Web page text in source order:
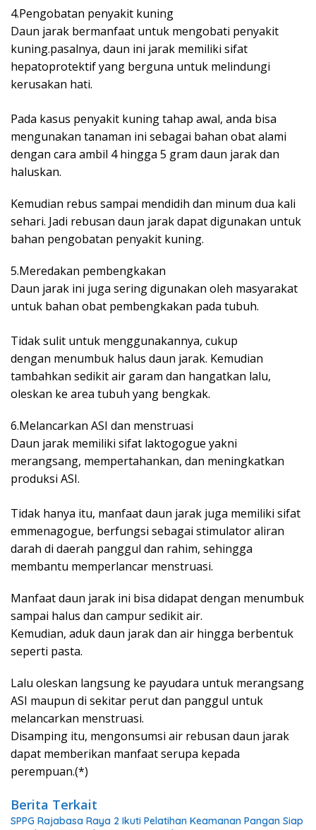
4.Pengobatan penyakit kuning
Daun jarak bermanfaat untuk mengobati penyakit
kuning.pasalnya, daun ini jarak memiliki sifat
hepatoprotektif yang berguna untuk melindungi
kerusakan hati.
Pada kasus penyakit kuning tahap awal, anda bisa
mengunakan tanaman ini sebagai bahan obat alami
dengan cara ambil 4 hingga 5 gram daun jarak dan
haluskan.
Kemudian rebus sampai mendidih dan minum dua kali
sehari. Jadi rebusan daun jarak dapat digunakan untuk
bahan pengobatan penyakit kuning.
5.Meredakan pembengkakan
Daun jarak ini juga sering digunakan oleh masyarakat
untuk bahan obat pembengkakan pada tubuh.
Tidak sulit untuk menggunakannya, cukup
dengan menumbuk halus daun jarak. Kemudian
tambahkan sedikit air garam dan hangatkan lalu,
oleskan ke area tubuh yang bengkak.
6.Melancarkan ASI dan menstruasi
Daun jarak memiliki sifat laktogogue yakni
merangsang, mempertahankan, dan meningkatkan
produksi ASI.
Tidak hanya itu, manfaat daun jarak juga memiliki sifat
emmenagogue, berfungsi sebagai stimulator aliran
darah di daerah panggul dan rahim, sehingga
membantu memperlancar menstruasi.
Manfaat daun jarak ini bisa didapat dengan menumbuk
sampai halus dan campur sedikit air.
Kemudian, aduk daun jarak dan air hingga berbentuk
seperti pasta.
Lalu oleskan langsung ke payudara untuk merangsang
ASI maupun di sekitar perut dan panggul untuk
melancarkan menstruasi.
Disamping itu, mengonsumsi air rebusan daun jarak
dapat memberikan manfaat serupa kepada
perempuan.(*)
Berita Terkait
SPPG Rajabasa Raya 2 Ikuti Pelatihan Keamanan Pangan Siap